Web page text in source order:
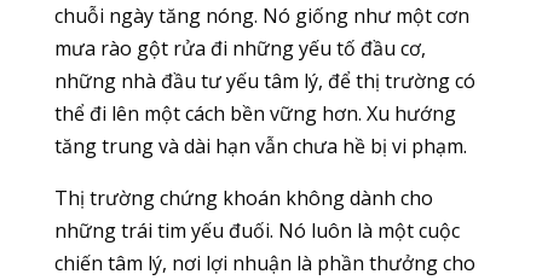
chuỗi ngày tăng nóng. Nó giống như một cơn
mưa rào gột rửa đi những yếu tố đầu cơ,
những nhà đầu tư yếu tâm lý, để thị trường có
thể đi lên một cách bền vững hơn. Xu hướng
tăng trung và dài hạn vẫn chưa hề bị vi phạm.
Thị trường chứng khoán không dành cho
những trái tim yếu đuối. Nó luôn là một cuộc
chiến tâm lý, nơi lợi nhuận là phần thưởng cho